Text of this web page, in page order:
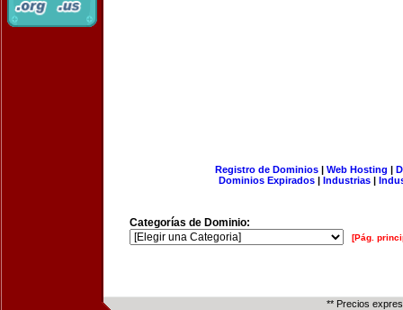
Registro de Dominios| Web Hosting |
Dominios Expirados | Industrias |
Categorías de Dominio:
[Pág.
** Precios